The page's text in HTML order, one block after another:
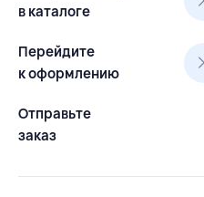
в каталоге
Перейдите
к оформлению
Отправьте
заказ